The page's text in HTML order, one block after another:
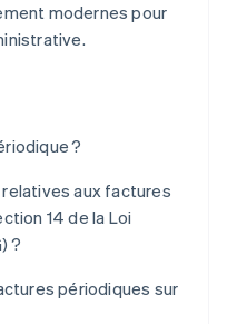
modernes pour
?
aux factures
14 de la Loi
?
périodiques sur